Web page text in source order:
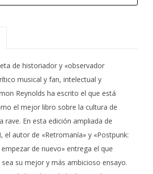
de historiador y «observador
musical y fan, intelectual y
Reynolds ha escrito el que está
el mejor libro sobre la cultura de
rave. En esta edición ampliada de
el autor de «Retromanía» y «Postpunk:
de nuevo» entrega el que
su mejor y más ambicioso ensayo.